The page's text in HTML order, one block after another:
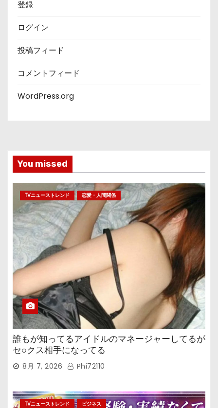
登録
ログイン
投稿フィード
コメントフィード
WordPress.org
You missed
TVニューストレンド 恋愛・人間関係
誰もが知ってるアイドルのマネージャーしてるが
セ○クス相手になってる
8月 7, 2026 Phi72110
TVニューストレンド ビジネス